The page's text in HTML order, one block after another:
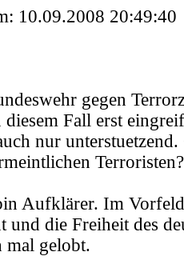
10.09.2008 20:49:40
gegen
Fall erst
nur
Terroristen?
Aufklärer. Im
und die Freiheit des
mal gelobt.